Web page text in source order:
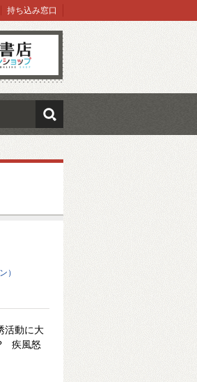
プ
持ち込み窓口
検索
）
活動に大
疾風怒